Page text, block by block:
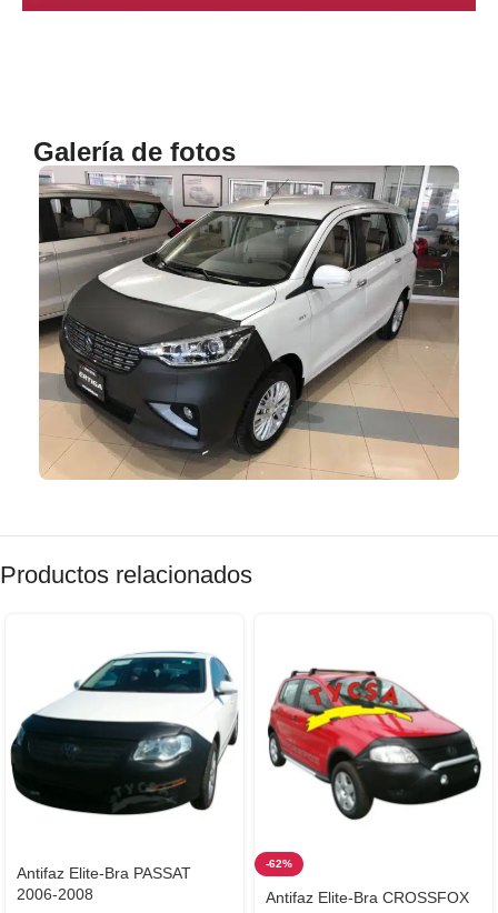
Galería de fotos
Productos relacionados
Antifaz Elite-Bra PASSAT
2006-2008
-62%
Antifaz Elite-Bra CROSSFOX